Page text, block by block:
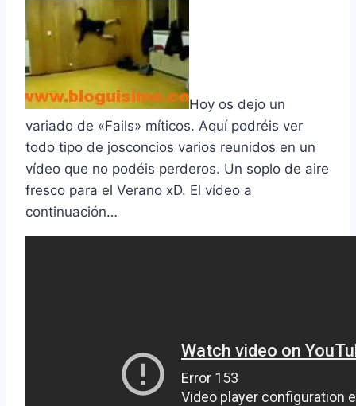
Hoy os dejo un
variado de «Fails» mí­ticos. Aquí­ podréis ver
todo tipo de josconcios varios reunidos en un
ví­deo que no podéis perderos. Un soplo de aire
fresco para el Verano xD. El ví­deo a
continuación…